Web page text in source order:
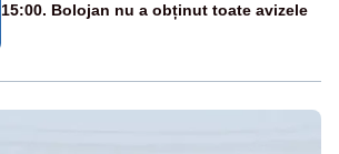
15:00. Bolojan nu a obținut toate avizele